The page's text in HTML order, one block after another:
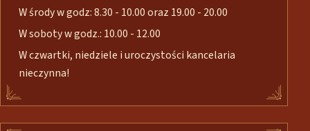
W środy w godz: 8.30 - 10.00 oraz 19.00 - 20.00
W soboty w godz.: 10.00 - 12.00
W czwartki, niedziele i uroczystości kancelaria
nieczynna!